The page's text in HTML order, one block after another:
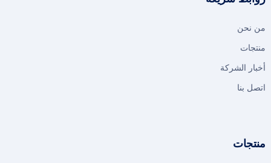
من نحن
منتجات
أخبار الشركة
اتصل بنا
منتجات